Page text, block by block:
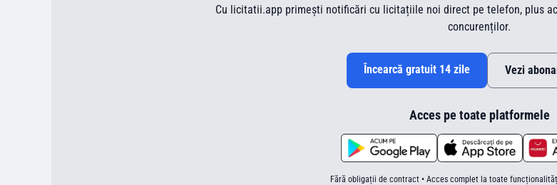
Cu licitatii.app primești notificări cu licitațiile noi direct pe telefon, plus
concurenților.
Încearcă gratuit 14 zile Vezi
Acces pe toate platformele
Fără obligații de contract • Acces complet la toate